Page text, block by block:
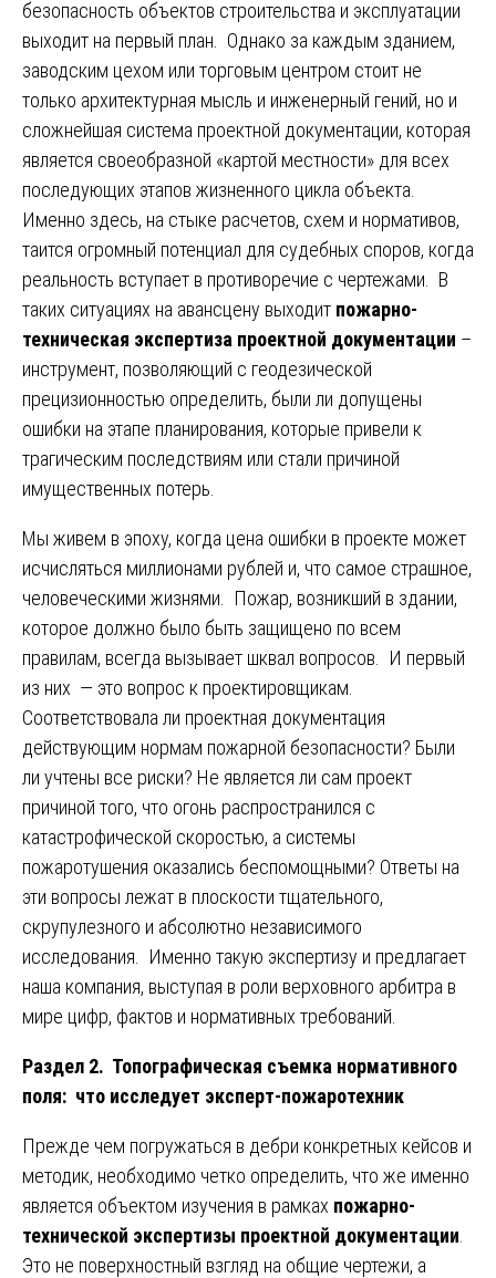
безопасность объектов строительства и эксплуатации
выходит на первый план. Однако за каждым зданием,
заводским цехом или торговым центром стоит не
только архитектурная мысль и инженерный гений, но и
сложнейшая система проектной документации, которая
является своеобразной «картой местности» для всех
последующих этапов жизненного цикла объекта.
Именно здесь, на стыке расчетов, схем и нормативов,
таится огромный потенциал для судебных споров, когда
реальность вступает в противоречие с чертежами. В
таких ситуациях на авансцену выходит пожарно-
техническая экспертиза проектной документации –
инструмент, позволяющий с геодезической
прецизионностью определить, были ли допущены
ошибки на этапе планирования, которые привели к
трагическим последствиям или стали причиной
имущественных потерь.
Мы живем в эпоху, когда цена ошибки в проекте может
исчисляться миллионами рублей и, что самое страшное,
человеческими жизнями. Пожар, возникший в здании,
которое должно было быть защищено по всем
правилам, всегда вызывает шквал вопросов. И первый
из них — это вопрос к проектировщикам.
Соответствовала ли проектная документация
действующим нормам пожарной безопасности? Были
ли учтены все риски? Не является ли сам проект
причиной того, что огонь распространился с
катастрофической скоростью, а системы
пожаротушения оказались беспомощными? Ответы на
эти вопросы лежат в плоскости тщательного,
скрупулезного и абсолютно независимого
исследования. Именно такую экспертизу и предлагает
наша компания, выступая в роли верховного арбитра в
мире цифр, фактов и нормативных требований.
Раздел 2. Топографическая съемка нормативного
поля: что исследует эксперт-пожаротехник
Прежде чем погружаться в дебри конкретных кейсов и
методик, необходимо четко определить, что же именно
является объектом изучения в рамках пожарно-
технической экспертизы проектной документации
Это не поверхностный взгляд на общие чертежи, а